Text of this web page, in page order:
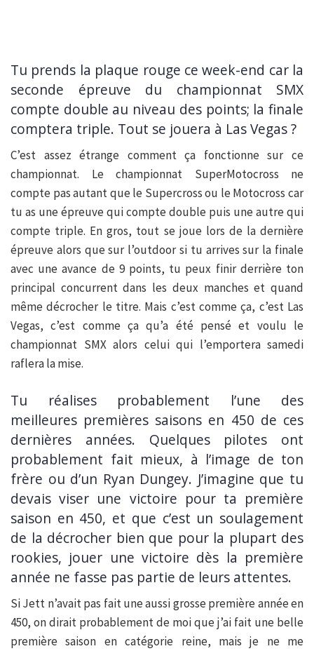
Tu prends la plaque rouge ce week-end car la
seconde épreuve du championnat SMX
compte double au niveau des points; la finale
comptera triple. Tout se jouera à Las Vegas ?
C’est assez étrange comment ça fonctionne sur ce
championnat. Le championnat SuperMotocross ne
compte pas autant que le Supercross ou le Motocross car
tu as une épreuve qui compte double puis une autre qui
compte triple. En gros, tout se joue lors de la dernière
épreuve alors que sur l’outdoor si tu arrives sur la finale
avec une avance de 9 points, tu peux finir derrière ton
principal concurrent dans les deux manches et quand
même décrocher le titre. Mais c’est comme ça, c’est Las
Vegas, c’est comme ça qu’a été pensé et voulu le
championnat SMX alors celui qui l’emportera samedi
raflera la mise.
Tu réalises probablement l’une des
meilleures premières saisons en 450 de ces
dernières années. Quelques pilotes ont
probablement fait mieux, à l’image de ton
frère ou d’un Ryan Dungey. J’imagine que tu
devais viser une victoire pour ta première
saison en 450, et que c’est un soulagement
de la décrocher bien que pour la plupart des
rookies, jouer une victoire dès la première
année ne fasse pas partie de leurs attentes.
Si Jett n’avait pas fait une aussi grosse première année en
450, on dirait probablement de moi que j’ai fait une belle
première saison en catégorie reine, mais je ne me